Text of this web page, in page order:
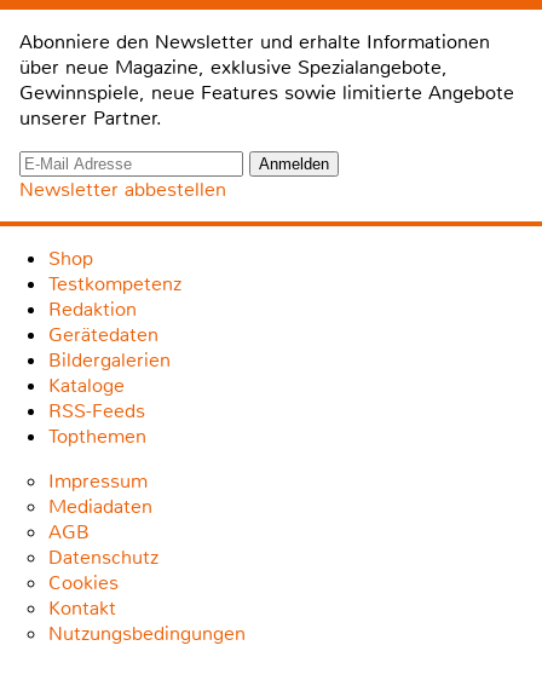
Abonniere den Newsletter und erhalte Informationen
über neue Magazine, exklusive Spezialangebote,
Gewinnspiele, neue Features sowie limitierte Angebote
unserer Partner.
Newsletter abbestellen
Shop
Testkompetenz
Redaktion
Gerätedaten
Bildergalerien
Kataloge
RSS-Feeds
Topthemen
Impressum
Mediadaten
AGB
Datenschutz
Cookies
Kontakt
Nutzungsbedingungen